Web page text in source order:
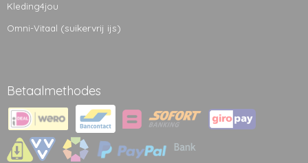
Kleding4jou
Omni-Vitaal (suikervrij ijs)
Betaalmethodes